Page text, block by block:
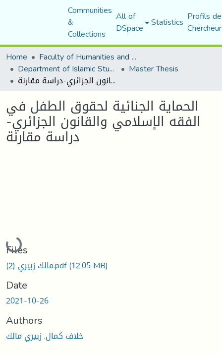
Communities
&
Collections
All of
DSpace Statistics Profils
Home
Faculty of Humanities and Social Sciences
Department of Islamic Studies Master Thesis
الحماية الجنائية لحقوق الطفل في الفقه الإسلامي والقانون الجزائري-دراسة مقارنة
الحماية الجنائية لحقوق الطفل في
الفقه الإسلامي والقانون الجزائري-
دراسة مقارنة
Loading...
Files
مالك زبيري (2).pdf(12.05 MB)
Date
2021-10-26
Authors
خلاف كمال, زبيري مالك